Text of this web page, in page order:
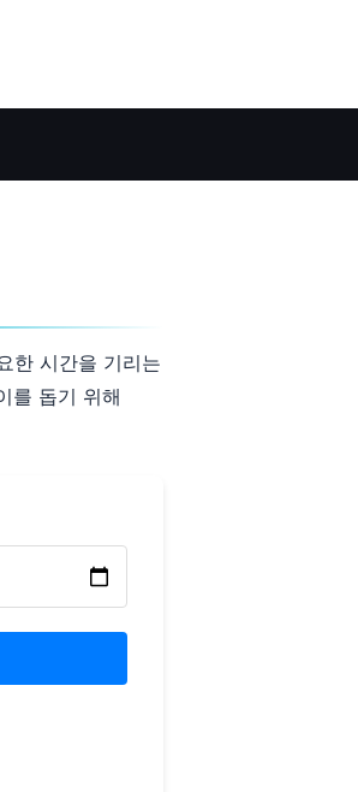
한 시간을 기리는
를 돕기 위해